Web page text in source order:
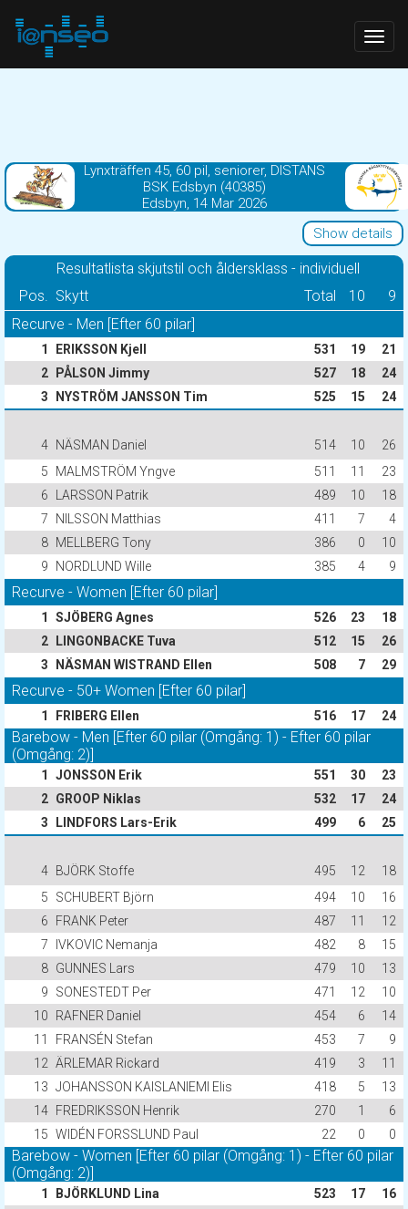
Lynxträffen 45, 60 pil, seniorer, DISTANS
BSK Edsbyn (40385)
Edsbyn, 14 Mar 2026
Show details
Resultatlista skjutstil och åldersklass - individuell
Pos. Skytt Total 10
9
Recurve - Men [Efter 60 pilar]
1 ERIKSSON Kjell 531 19
21
2
PÅLSON Jimmy 527 18
24
3
NYSTRÖM JANSSON Tim 525 15 24
4 NÄSMAN Daniel 514 10
26
5
MALMSTRÖM Yngve 511 11
23
6
LARSSON Patrik 489 10
18
7
NILSSON Matthias 411 7
4
8 MELLBERG Tony 386 0
10
9
NORDLUND Wille 385 4 9
Recurve - Women [Efter 60 pilar]
1 SJÖBERG Agnes 526 23
18
2
LINGONBACKE Tuva 512 15
26
3
NÄSMAN WISTRAND Ellen 508 7 29
Recurve - 50+ Women [Efter 60 pilar]
1 FRIBERG Ellen 516 17 24
Barebow - Men [Efter 60 pilar (Omgång: 1) - Efter 60 pilar
(Omgång: 2)]
1 JONSSON Erik 551 30
23
2 GROOP Niklas 532 17
24
3
LINDFORS Lars-Erik 499 6 25
4 BJÖRK Stoffe 495 12
18
5
SCHUBERT Björn 494 10
16
6
FRANK Peter 487 11
12
7
IVKOVIC Nemanja 482 8
15
8 GUNNES Lars 479 10
13
9
SONESTEDT Per 471 12
10
10
RAFNER Daniel 454 6
14
11
FRANSÉN Stefan 453 7
9
12 ÄRLEMAR Rickard 419 3
11
13 JOHANSSON KAISLANIEMI Elis 418 5
13
14 FREDRIKSSON Henrik 270 1
6
15 WIDÉN FORSSLUND Paul 22 0 0
Barebow - Women [Efter 60 pilar (Omgång: 1) - Efter 60 pilar
(Omgång: 2)]
1 BJÖRKLUND Lina 523 17
16